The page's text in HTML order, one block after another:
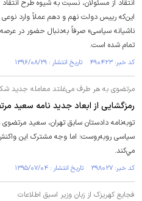
انتقاد از مسئولان، نسبت به شیوه طرح
این‌که رییس دولت نهم و دهم عملاً وارد
ناشیانه سیاسی» صرفاً به‌دنبال حضور در
تمام شده است.
کد خبر: ۴۹۰۴۲۳ تاریخ انتشار : ۱۳۹۶/۰۸/۲۹
مرتضوی به هر طرف می‌غلتد معامله جدید
رمزگشایی از ابعاد جدید نامه سعید
توبه‌نامه دادستان سابق تهران، سعید
سیاسی روبه‌روست؛ اما وجه مشترک این
مي‌كند.
کد خبر: ۳۹۸۰۲۷ تاریخ انتشار : ۱۳۹۵/۰۷/۰۴
فجایع کهریزک از زبان وزیر اسبق اطلاعات